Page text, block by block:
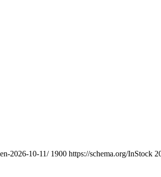
2026-10-11/ 1900 https://schema.org/InStock